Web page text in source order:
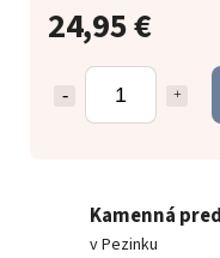
24,95 €
Kamenná
v Pezinku